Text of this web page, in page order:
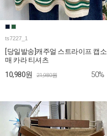
ts7227_1
[당일발송]캐주얼 스트라이프 캡소
매 카라 티셔츠
10,980원 21,980원 50%